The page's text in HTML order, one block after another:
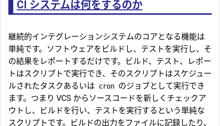
CI システムは何をするのか
継続的インテグレーションシステムのコアとなる機能は
単純です。ソフトウェアをビルドし、テストを実行し、そ
の結果をレポートするだけです。ビルド、テスト、レポー
トはスクリプトで実行でき、そのスクリプトはスケジュー
ルされたタスクあるいは
cron のジョブとして実行でき
ます。つまり VCS からソースコードを新しくチェックア
ウトし、ビルドを行い、テストを実行するという単純な
スクリプトです。ビルドの出力をファイルに記録したり、